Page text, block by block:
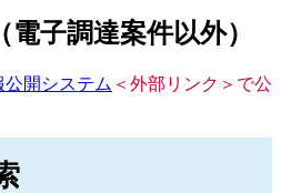
子調達案件以外）
公開システム ＜外部リンク＞ で公